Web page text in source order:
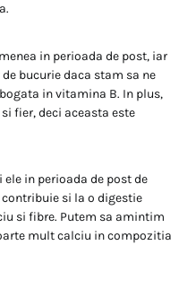
in perioada de post, iar
bucurie daca stam sa ne
in vitamina B. In plus,
fier, deci aceasta este
in perioada de post de
si la o digestie
si fibre. Putem sa amintim
mult calciu in compozitia